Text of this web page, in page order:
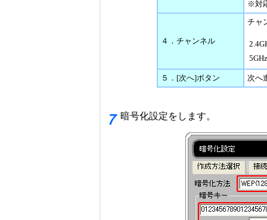
※対
４．チャンネル
チャ
５．[次へ]ボタン 次へ
７ 暗号化設定をします。